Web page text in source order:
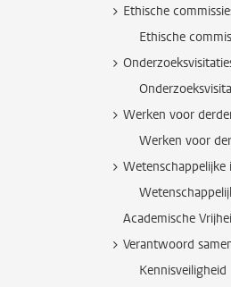
Ethische
Ethische
Werken voor
Werken voor
Academische
Verantwoord
Kennisveiligheid